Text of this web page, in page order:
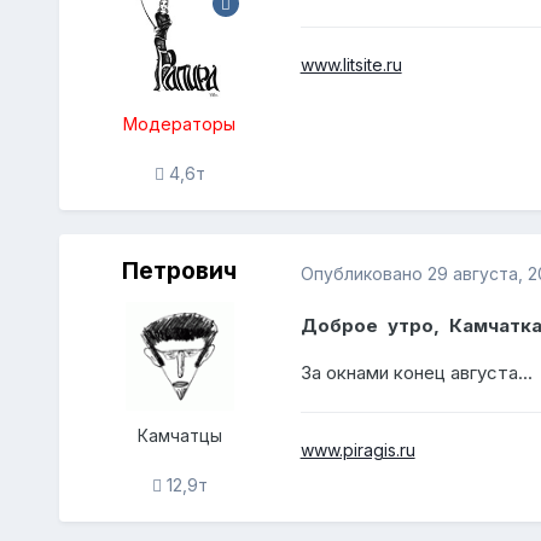
Модераторы
4,6т
www.litsite.ru
Петрович
Камчатцы
12,9т
Опубликовано 29 августа,
Доброе утро,
За окнами конец августа...
www.piragis.ru